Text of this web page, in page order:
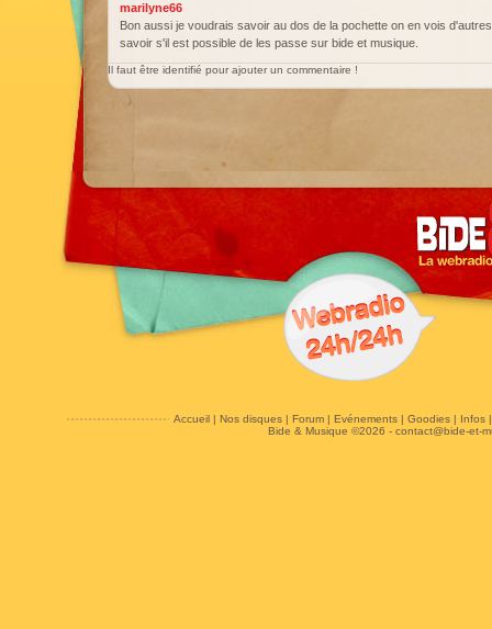
marilyne66
Bon aussi je voudrais savoir au dos de la pochette on en vois
savoir s'il est possible de les passe sur bide et musique.
Il faut être identifié pour ajouter un commentaire !
Accueil| Nos disques| Forum| Evénements| Goodies| Infos
Bide & Musique ©2026 - contact@bide-et-